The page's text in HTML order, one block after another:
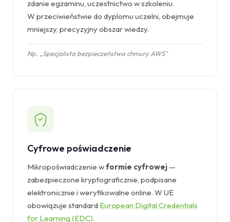
zdanie egzaminu, uczestnictwo w szkoleniu.
W przeciwieństwie do dyplomu uczelni, obejmuje
mniejszy, precyzyjny obszar wiedzy.
Np. „Specjalista bezpieczeństwa chmury AWS"
Cyfrowe poświadczenie
Mikropoświadczenie wformie cyfrowej —
zabezpieczone kryptograficznie, podpisane
elektronicznie i weryfikowalne online. W UE
obowiązuje standard European Digital Credentials
for Learning (EDC).